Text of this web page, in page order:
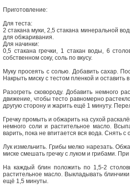
Приготовление:
Для теста:
2 стакана муки, 2,5 стакана минеральной
для обжаривания.
Для начинки:
0,5 стакана гречки, 1 стакан воды, 6
собственном соку, соль по вкусу.
Муку просеять с солью. Добавить сахар.
Накрыть миску с тестом пленкой и оставить
Разогреть сковороду. Добавить немного
движение, чтобы тесто равномерно
другую сторону и жарить ещё 1 минуту.
Гречку промыть и обжарить на сухой
немного соли и растительное масло.
варить, пока не впитается вся вода. Снять
Лук измельчить. Грибы мелко нарезать.
миске смешать гречку с луком и грибами.
На каждый блин положить по 1,5-2
растительное масло. Выкладывать
ещё 1,5 минуты.